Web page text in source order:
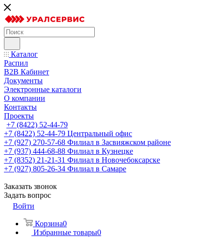
Каталог
Распил
B2B Кабинет
Документы
Электронные каталоги
О компании
Контакты
Проекты
+7 (8422) 52-44-79
+7 (8422) 52-44-79 Центральный офис
+7 (927) 270-57-68 Филиал в Засвияжском районе
+7 (937) 444-68-88 Филиал в Кузнецке
+7 (8352) 21-21-31 Филиал в Новочебоксарске
+7 (927) 805-26-34 Филиал в Самаре
Заказать звонок
Задать вопрос
Войти
Корзина0
Избранные товары0